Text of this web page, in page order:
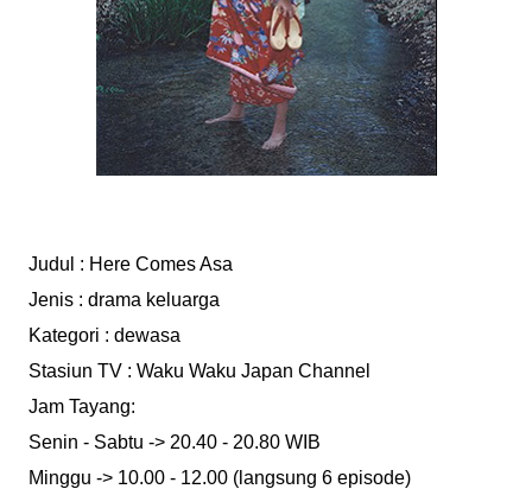
Judul : Here Comes Asa
Jenis : drama keluarga
Kategori : dewasa
Stasiun TV : Waku Waku Japan Channel
Jam Tayang:
Senin - Sabtu -> 20.40 - 20.80 WIB
Minggu -> 10.00 - 12.00 (langsung 6 episode)